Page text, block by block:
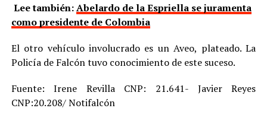
Lee también:Abelardo de la Espriella se juramenta
como presidente de Colombia
El otro vehículo involucrado es un Aveo, plateado. La
Policía de Falcón tuvo conocimiento de este suceso.
Fuente: Irene Revilla CNP: 21.641- Javier Reyes
CNP:20.208/ Notifalcón